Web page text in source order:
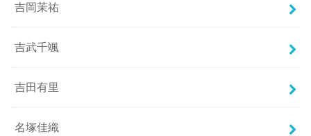
吉岡茉祐
吉武千颯
吉田有里
名塚佳織